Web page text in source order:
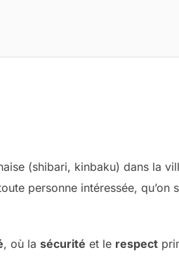
(shibari, kinbaku) dans la
personne intéressée, qu’on
, où la sécurité et le respect